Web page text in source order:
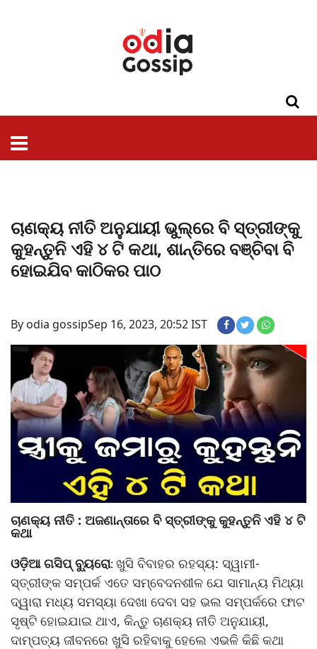
ଚାଣକ୍ୟ ନୀତି ଅନୁଯାୟୀ ଭୁଲ୍‌ରେ ବି ସ୍ତ୍ରୀଙ୍କୁ
କୁହନ୍ତୁନି ଏହି ୪ ଟି କଥା, ଶାନ୍ତିରେ ବଞ୍ଚିବା ବି
ହୋଇଯିବ କାଠିକର ପାଠ
By odia gossipSep 16, 2023, 20:52 IST
ଚାଣକ୍ୟ ନୀତି : ଅଜଣାନ୍ତାରେ ବି ସ୍ତ୍ରୀଙ୍କୁ କୁହନ୍ତୁନି ଏହି ୪ ଟି
କଥା
ଓଡ଼ିଆ ଗସିପ୍ ବ୍ୟୁରୋ: ଖୁସି ବିବାହର ରହସ୍ୟ: ସ୍ୱାମୀ-
ସ୍ତ୍ରୀଙ୍କ ସମ୍ପର୍କ ଏତେ ସମ୍ବେଦନଶୀଳ ଯେ ସାମାନ୍ୟ ମିଥ୍ୟା
ଦ୍ୱାରା ମଧ୍ୟ ସମସ୍ୟା ଦେଖା ଦେବା ସହ ଭଲ ସମ୍ପର୍କରେ ଫାଟ
ସୃଷ୍ଟି ହୋଇଯାଇ ଥାଏ, କିନ୍ତୁ ଚାଣକ୍ୟ ନୀତି ଅନୁଯାୟୀ,
ଦାମ୍ପତ୍ୟ ଜୀବନରେ ଖୁସି ରହିବାକୁ ହେଲେ ଏଭଳି କିଛି କଥା